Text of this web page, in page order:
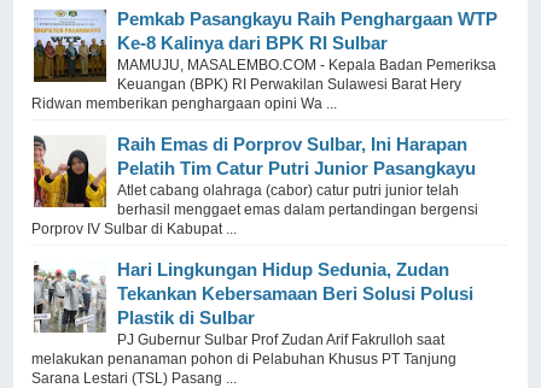
Pemkab Pasangkayu Raih Penghargaan WTP
Ke-8 Kalinya dari BPK RI Sulbar
MAMUJU, MASALEMBO.COM - Kepala Badan Pemeriksa
Keuangan (BPK) RI Perwakilan Sulawesi Barat Hery
Ridwan memberikan penghargaan opini Wa ...
Raih Emas di Porprov Sulbar, Ini Harapan
Pelatih Tim Catur Putri Junior Pasangkayu
Atlet cabang olahraga (cabor) catur putri junior telah
berhasil menggaet emas dalam pertandingan bergensi
Porprov IV Sulbar di Kabupat ...
Hari Lingkungan Hidup Sedunia, Zudan
Tekankan Kebersamaan Beri Solusi Polusi
Plastik di Sulbar
PJ Gubernur Sulbar Prof Zudan Arif Fakrulloh saat
melakukan penanaman pohon di Pelabuhan Khusus PT Tanjung
Sarana Lestari (TSL) Pasang ...